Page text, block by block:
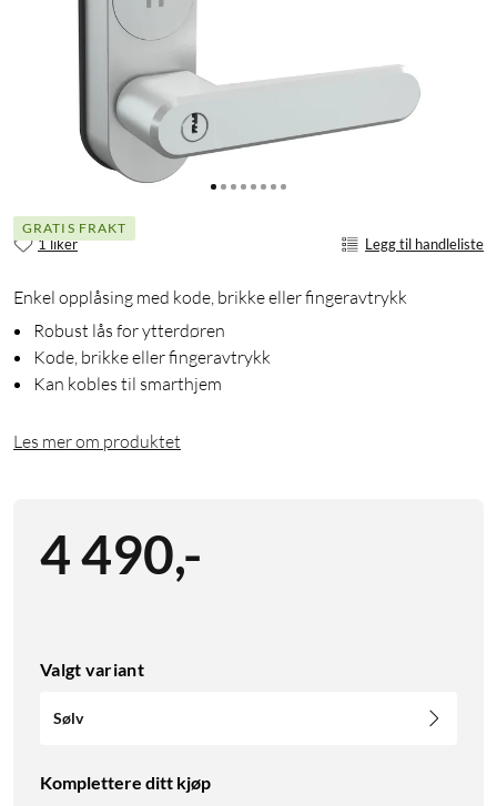
GRATIS FRAKT
1 liker Legg til handleliste
Enkel opplåsing med kode, brikke eller fingeravtrykk
Robust lås for ytterdøren
Kode, brikke eller fingeravtrykk
Kan kobles til smarthjem
Les mer om produktet
4 490,-
Valgt variant
Sølv
Komplettere ditt kjøp